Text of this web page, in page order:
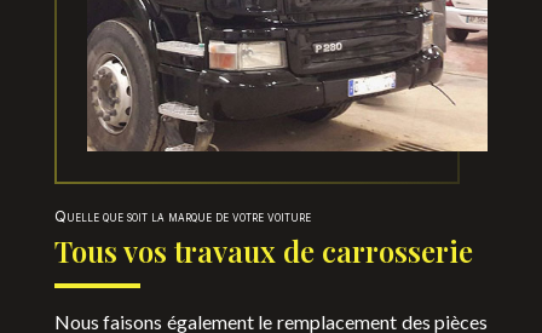
Quelle que soit la marque de votre voiture
Tous vos travaux de carrosserie
Nous faisons également le remplacement des pièces